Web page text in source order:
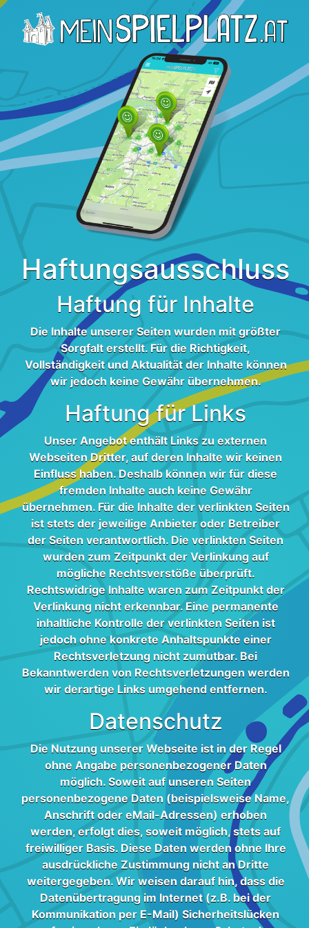
Haftungsausschluss
Haftung für Inhalte
Die Inhalte unserer Seiten wurden mit größter
Sorgfalt erstellt. Für die Richtigkeit,
Vollständigkeit und Aktualität der Inhalte können
wir jedoch keine Gewähr übernehmen.
Haftung für Links
Unser Angebot enthält Links zu externen
Webseiten Dritter, auf deren Inhalte wir keinen
Einfluss haben. Deshalb können wir für diese
fremden Inhalte auch keine Gewähr
übernehmen. Für die Inhalte der verlinkten Seiten
ist stets der jeweilige Anbieter oder Betreiber
der Seiten verantwortlich. Die verlinkten Seiten
wurden zum Zeitpunkt der Verlinkung auf
mögliche Rechtsverstöße überprüft.
Rechtswidrige Inhalte waren zum Zeitpunkt der
Verlinkung nicht erkennbar. Eine permanente
inhaltliche Kontrolle der verlinkten Seiten ist
jedoch ohne konkrete Anhaltspunkte einer
Rechtsverletzung nicht zumutbar. Bei
Bekanntwerden von Rechtsverletzungen werden
wir derartige Links umgehend entfernen.
Datenschutz
Die Nutzung unserer Webseite ist in der Regel
ohne Angabe personenbezogener Daten
möglich. Soweit auf unseren Seiten
personenbezogene Daten (beispielsweise Name,
Anschrift oder eMail-Adressen) erhoben
werden, erfolgt dies, soweit möglich, stets auf
freiwilliger Basis. Diese Daten werden ohne Ihre
ausdrückliche Zustimmung nicht an Dritte
weitergegeben. Wir weisen darauf hin, dass die
Datenübertragung im Internet (z.B. bei der
Kommunikation per E-Mail) Sicherheitslücken